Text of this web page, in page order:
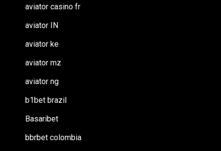
aviator casino fr
aviator IN
aviator ke
aviator mz
aviator ng
b1bet brazil
Basaribet
bbrbet colombia